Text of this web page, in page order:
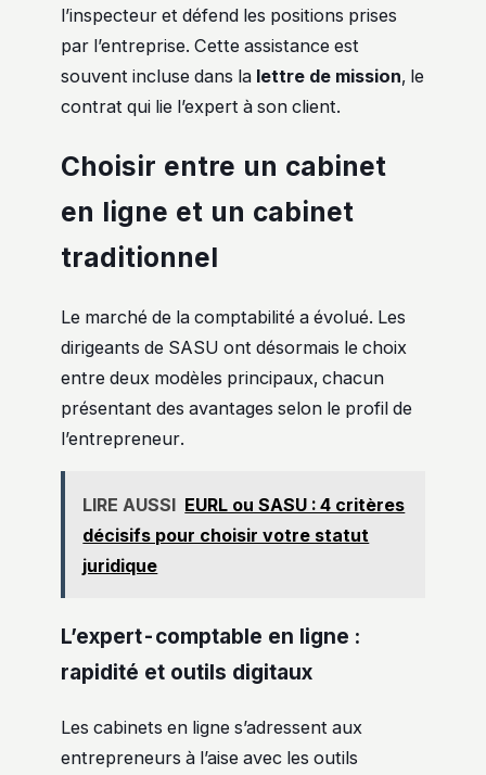
l’inspecteur et défend les positions prises
par l’entreprise. Cette assistance est
souvent incluse dans la lettre de mission, le
contrat qui lie l’expert à son client.
Choisir entre un cabinet
en ligne et un cabinet
traditionnel
Le marché de la comptabilité a évolué. Les
dirigeants de SASU ont désormais le choix
entre deux modèles principaux, chacun
présentant des avantages selon le profil de
l’entrepreneur.
LIRE AUSSI EURL ou SASU : 4 critères
décisifs pour choisir votre statut
juridique
L’expert-comptable en ligne :
rapidité et outils digitaux
Les cabinets en ligne s’adressent aux
entrepreneurs à l’aise avec les outils